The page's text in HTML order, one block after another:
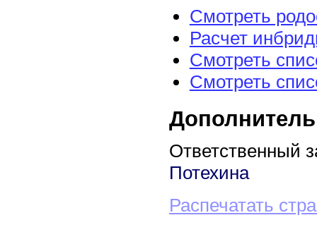
Смотреть
Расчет
Смотреть
Смотреть
Ответственный
Потехина
Распечатать